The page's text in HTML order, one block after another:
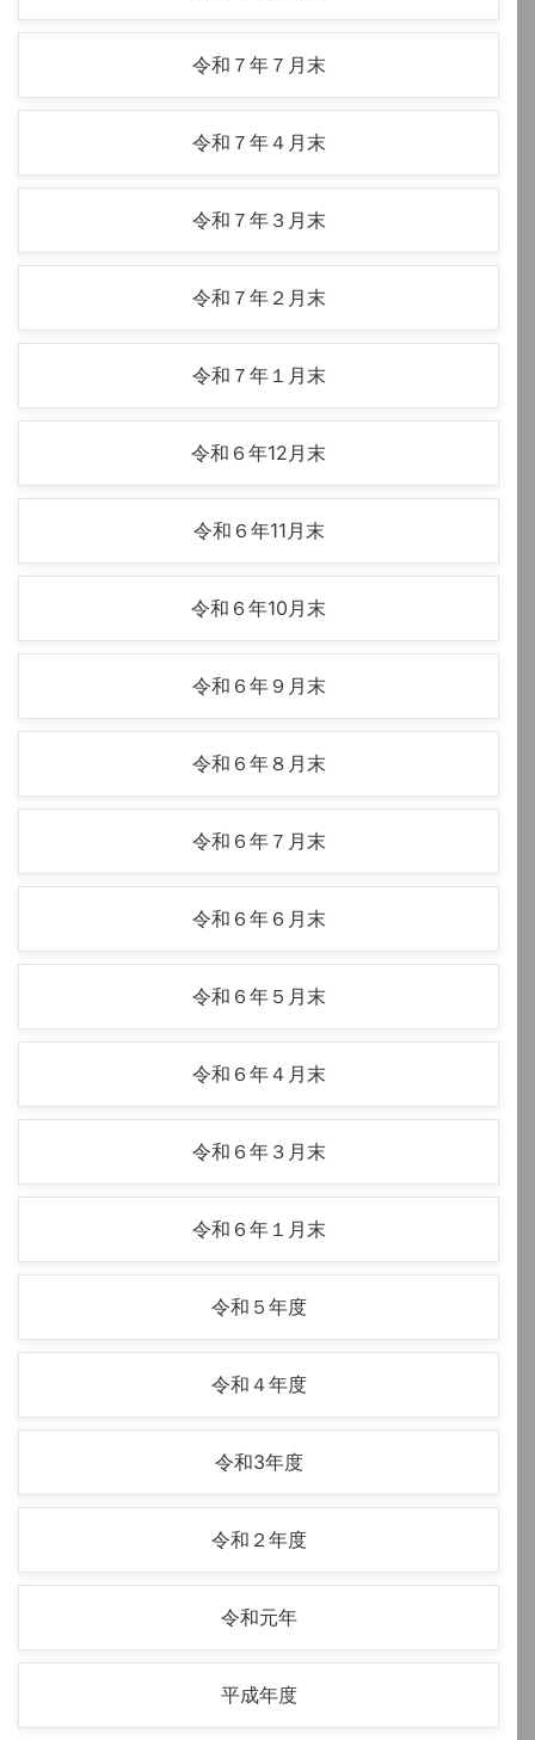
令和７年７月末
令和７年４月末
令和７年３月末
令和７年２月末
令和７年１月末
令和６年12月末
令和６年11月末
令和６年10月末
令和６年９月末
令和６年８月末
令和６年７月末
令和６年６月末
令和６年５月末
令和６年４月末
令和６年３月末
令和６年１月末
令和５年度
令和４年度
令和3年度
令和２年度
令和元年
平成年度